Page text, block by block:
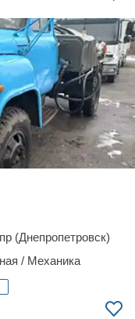
(Днепропетровск)
/ Механика